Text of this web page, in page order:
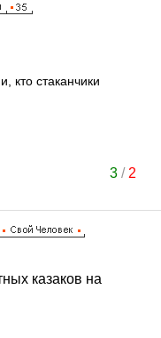
кто стаканчики
3/ 2
казаков на